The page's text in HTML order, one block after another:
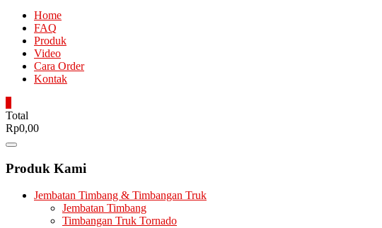
Home
FAQ
Produk
Video
Cara Order
Kontak
Total
Rp0,00
Catalog
Produk Kami
Jembatan Timbang & Timbangan Truk
Jembatan Timbang
Timbangan Truk Tornado